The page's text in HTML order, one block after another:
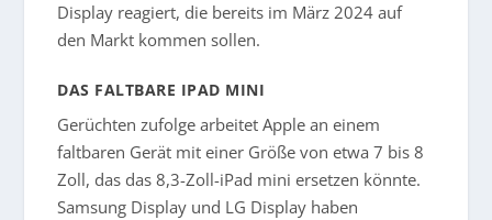
Display reagiert, die bereits im März 2024 auf
den Markt kommen sollen.
DAS FALTBARE IPAD MINI
Gerüchten zufolge arbeitet Apple an einem
faltbaren Gerät mit einer Größe von etwa 7 bis 8
Zoll, das das 8,3-Zoll-iPad mini ersetzen könnte.
Samsung Display und LG Display haben